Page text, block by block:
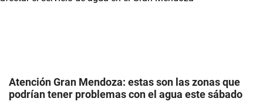
Atención Gran Mendoza: estas son las zonas que
podrían tener problemas con el agua este sábado